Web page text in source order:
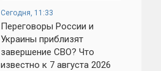
Сегодня, 11:33
Переговоры России и
Украины приблизят
завершение СВО? Что
известно к 7 августа 2026